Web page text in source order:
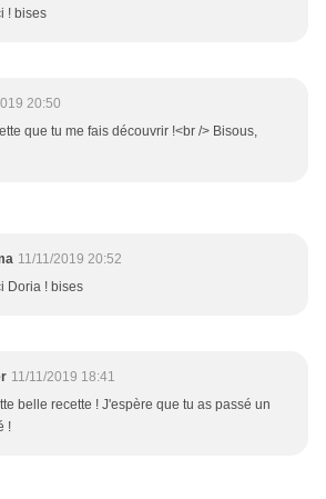
! bises
20:50
que tu me fais découvrir !<br /> Bisous,
11/11/2019 20:52
Doria ! bises
11/11/2019 18:41
belle recette ! J'espère que tu as passé un
!